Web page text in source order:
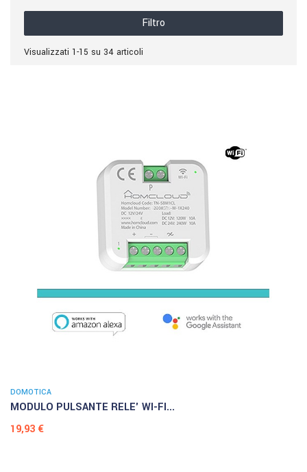
Filtro
Visualizzati 1-15 su 34 articoli
DOMOTICA
MODULO PULSANTE RELE' WI-FI...
Prezzo
19,93 €